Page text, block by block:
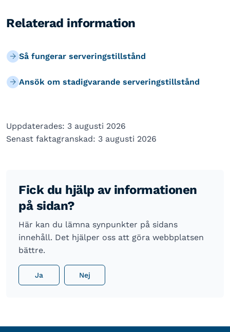
Relaterad information
Så fungerar serveringstillstånd
Ansök om stadigvarande serveringstillstånd
Uppdaterades: 3 augusti 2026
Senast faktagranskad: 3 augusti 2026
Fick du hjälp av informationen
på sidan?
Här kan du lämna synpunkter på sidans
innehåll. Det hjälper oss att göra webbplatsen
bättre.
Ja Nej